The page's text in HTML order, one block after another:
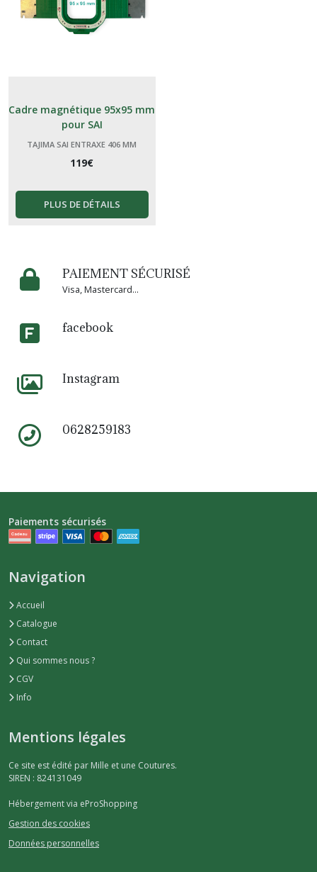
Cadre magnétique 95x95 mm
pour SAI
TAJIMA SAI ENTRAXE 406 MM
119€
PLUS DE DÉTAILS
PAIEMENT SÉCURISÉ
Visa, Mastercard...
facebook
Instagram
0628259183
Paiements sécurisés
Navigation
Accueil
Catalogue
Contact
Qui sommes nous ?
CGV
Info
Mentions légales
Ce site est édité par Mille et une Coutures.
SIREN : 824131049
Hébergement via eProShopping
Gestion des cookies
Données personnelles